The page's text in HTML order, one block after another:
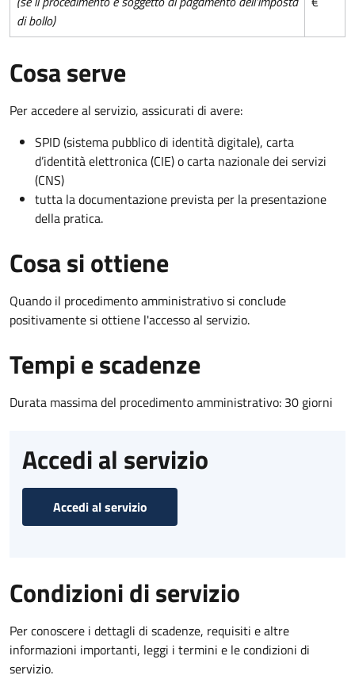
di bollo)
Cosa serve
Per accedere al servizio, assicurati di avere:
SPID (sistema pubblico di identità digitale), carta
d’identità elettronica (CIE) o carta nazionale dei servizi
(CNS)
tutta la documentazione prevista per la presentazione
della pratica.
Cosa si ottiene
Quando il procedimento amministrativo si conclude
positivamente si ottiene l'accesso al servizio.
Tempi e scadenze
Durata massima del procedimento amministrativo: 30 giorni
Accedi al servizio
Accedi al servizio
Condizioni di servizio
Per conoscere i dettagli di scadenze, requisiti e altre
informazioni importanti, leggi i termini e le condizioni di
servizio.